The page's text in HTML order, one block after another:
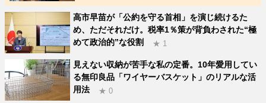
高市早苗が「公約を守る首相」を演じ続けるた
め、ただそれだけ。税率1％策が背負わされた“極
めて政治的”な役割
★ 1
見えない収納が苦手な私の定番。10年愛用してい
る無印良品「ワイヤーバスケット」のリアルな活
用法
★ 0